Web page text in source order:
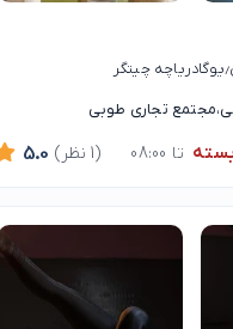
تجاری طوبی
تا 08:00 5.0 (1 نظر)